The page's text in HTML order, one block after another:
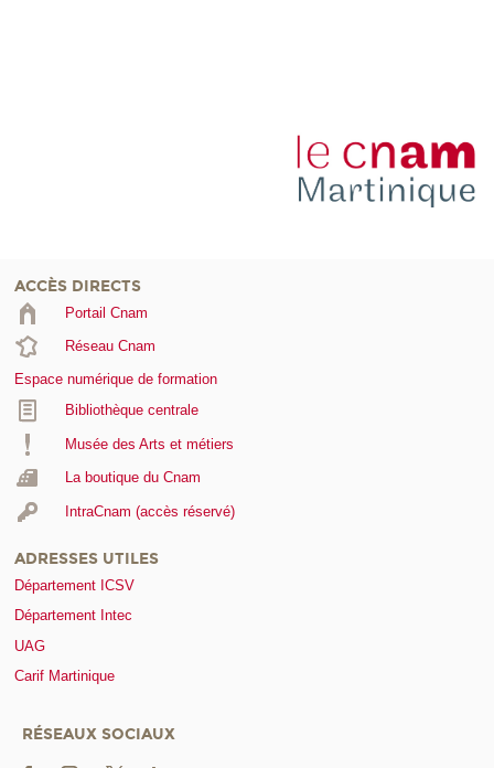
ACCÈS DIRECTS
Portail Cnam
Réseau Cnam
Espace numérique de formation
Bibliothèque centrale
Musée des Arts et métiers
La boutique du Cnam
IntraCnam (accès réservé)
ADRESSES UTILES
Département ICSV
Département Intec
UAG
Carif Martinique
RÉSEAUX SOCIAUX